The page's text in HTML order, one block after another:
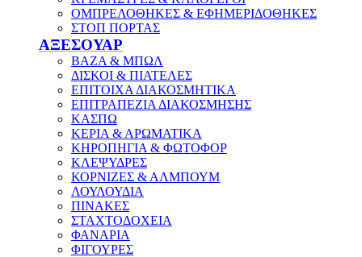
ΟΜΠΡΕΛΟΘΗΚΕΣ & ΕΦΗΜΕΡΙΔΟΘΗΚΕΣ
ΣΤΟΠ ΠΟΡΤΑΣ
ΑΞΕΣΟΥΑΡ
ΒΑΖΑ & ΜΠΩΛ
ΔΙΣΚΟΙ & ΠΙΑΤΕΛΕΣ
ΕΠΙΤΟΙΧΑ ΔΙΑΚΟΣΜΗΤΙΚΑ
ΕΠΙΤΡΑΠΕΖΙΑ ΔΙΑΚΟΣΜΗΣΗΣ
ΚΑΣΠΩ
ΚΕΡΙΑ & ΑΡΩΜΑΤΙΚΑ
ΚΗΡΟΠΗΓΙΑ & ΦΩΤΟΦΟΡ
ΚΛΕΨΥΔΡΕΣ
ΚΟΡΝΙΖΕΣ & ΑΛΜΠΟΥΜ
ΛΟΥΛΟΥΔΙΑ
ΠΙΝΑΚΕΣ
ΣΤΑΧΤΟΔΟΧΕΙΑ
ΦΑΝΑΡΙΑ
ΦΙΓΟΥΡΕΣ